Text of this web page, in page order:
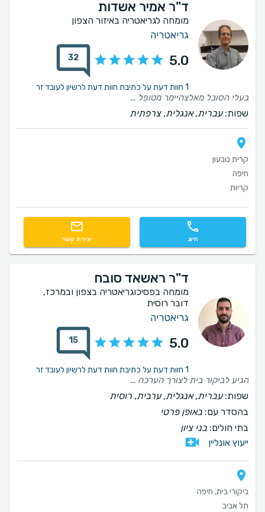
ד"ר אמיר אשדות
מומחה לגריאטריה באיזור הצפון
גריאטריה
5.0
32
1 חוות דעת על כתיבת חוות דעת לרשיון לעובד זר
בעלי הסובל מאלצהיימר מטופל אצל ד״ר אמיר אשדות מזה מספר חודשים. התמונה הסוערת של המחלה מותירה אותי לעיתים קרובות חסרת אונים, יש לי ערוץ פתוח עם אמיר והוא זמין תמיד בכל מצב ושעה, וללא התמיכה המסורה והקשובה שלו אין לי מושג איך הייתי מתמודדת עם המצב. מקצועיות, הקשבה ותמיכה ממליצה בחום
שפות:עברית, אנגלית, צרפתית
קרית טבעון
חיפה
קריות
חיוג יצירת קשר
ד"ר ראשאד סובח
מומחה בפסיכוגריאטריה בצפון ובמרכז,
דובר רוסית
גריאטריה
5.0
15
1 חוות דעת על כתיבת חוות דעת לרשיון לעובד זר
הגיע לביקור בית לצורך הערכה קוגנטיבית של אימי, בביקור עשה הערכה קוגנטיבית מקיפה ומקצועית. דיבר עם אימי בהבנה ואמפטיה. מאז הביקור זמין לשאלותי ונותן תשובות כולל סיכומים רשומים והמלצות במקצועיות רבה.
שפות:עברית, אנגלית, ערבית, רוסית
בהסדר עם: באופן פרטי
בתי חולים: בני ציון
ייעוץ אונליין
ביקורי בית, חיפה
תל אביב